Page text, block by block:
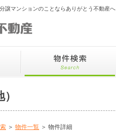
譲マンションのことならありがとう不動産へ
＞ 物件一覧 ＞ 物件詳細